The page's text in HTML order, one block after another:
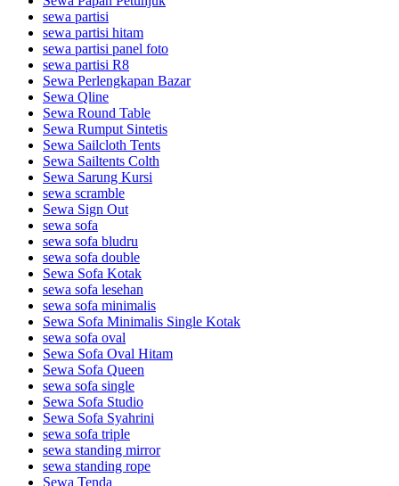
sewa partisi
sewa partisi hitam
sewa partisi panel foto
sewa partisi R8
Sewa Perlengkapan Bazar
Sewa Qline
Sewa Round Table
Sewa Rumput Sintetis
Sewa Sailcloth Tents
Sewa Sailtents Colth
Sewa Sarung Kursi
sewa scramble
Sewa Sign Out
sewa sofa
sewa sofa bludru
sewa sofa double
Sewa Sofa Kotak
sewa sofa lesehan
sewa sofa minimalis
Sewa Sofa Minimalis Single Kotak
sewa sofa oval
Sewa Sofa Oval Hitam
Sewa Sofa Queen
sewa sofa single
Sewa Sofa Studio
Sewa Sofa Syahrini
sewa sofa triple
sewa standing mirror
sewa standing rope
Sewa Tenda